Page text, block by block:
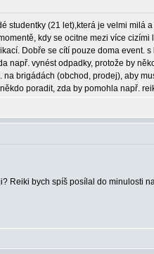
studentky (21 let),která je velmi milá
kdy se ocitne mezi více
Dobře se cítí pouze doma event.
např. vynést odpadky, protože by
brigádách (obchod, prodej), aby
poradit, zda by pomohla např.
Reiki bych spíš posílal do minulosti